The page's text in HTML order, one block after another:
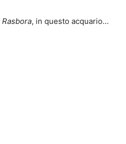
Rasbora, in questo acquario…